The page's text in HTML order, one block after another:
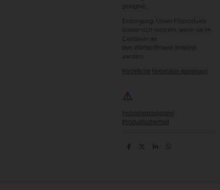
geeignet.
Entsorgung: Unser Filzprodukte
lassen sich recyceln, wenn sie im
Container an
den Wertstoffinseln entsorgt
werden.
Rechtliche bedenken anmelden
⚠
Herstellerangaben/
Produktsicherheit
T
T
T